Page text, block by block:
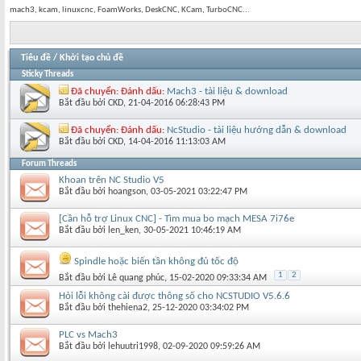
mach3, kcam, linuxcnc, FoamWorks, DeskCNC, KCam, TurboCNC...
Tiêu đề / Khởi tạo chủ đề
Sticky Threads
Đã chuyển: Đánh dấu: Mach3 - tài liệu & download
Bắt đầu bởi CKD‎, 21-04-2016 06:28:43 PM
Đã chuyển: Đánh dấu: NcStudio - tài liệu hướng dẫn & download
Bắt đầu bởi CKD‎, 14-04-2016 11:13:03 AM
Forum Threads
Khoan trên NC Studio V5
Bắt đầu bởi hoangson‎, 03-05-2021 03:22:47 PM
[Cần hỗ trợ Linux CNC] - Tìm mua bo mạch MESA 7i76e
Bắt đầu bởi len_ken‎, 30-05-2021 10:46:19 AM
Spindle hoặc biến tần không đủ tốc độ
Bắt đầu bởi Lê quang phúc‎, 15-02-2020 09:33:34 AM 1 2
Hỏi lỗi không cài được thông số cho NCSTUDIO V5.6.6
Bắt đầu bởi thehiena2‎, 25-12-2020 03:34:02 PM
PLC vs Mach3
Bắt đầu bởi lehuutri1998‎, 02-09-2020 09:59:26 AM